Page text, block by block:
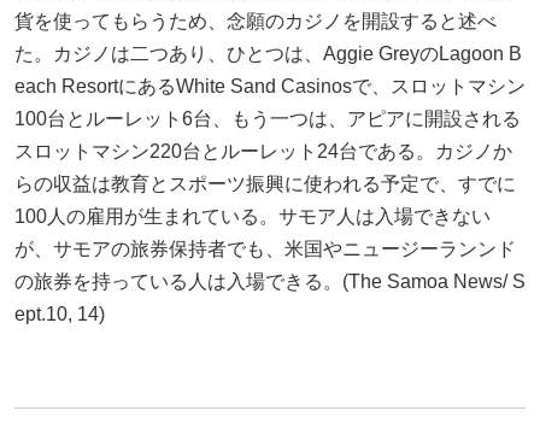
貨を使ってもらうため、念願のカジノを開設すると述べ
た。カジノは二つあり、ひとつは、Aggie GreyのLagoon B
each ResortにあるWhite Sand Casinosで、スロットマシン
100台とルーレット6台、もう一つは、アピアに開設される
スロットマシン220台とルーレット24台である。カジノか
らの収益は教育とスポーツ振興に使われる予定で、すでに
100人の雇用が生まれている。サモア人は入場できない
が、サモアの旅券保持者でも、米国やニュージーランンド
の旅券を持っている人は入場できる。(The Samoa News/ S
ept.10, 14)